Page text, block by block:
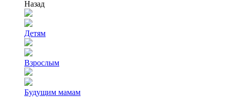
Назад
Детям
Взрослым
Будущим мамам